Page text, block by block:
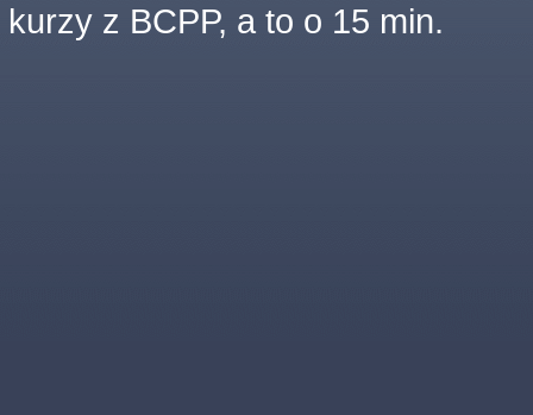
kurzy z BCPP, a to o 15 min.